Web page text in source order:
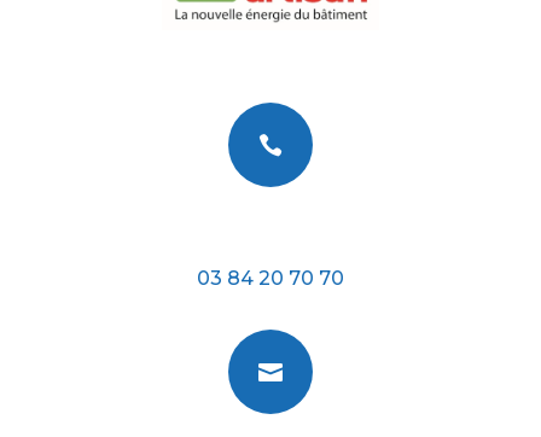

03 84 20 70 70
